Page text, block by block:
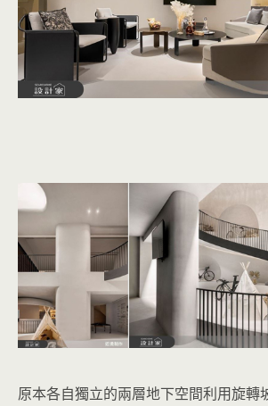
原本各自獨立的兩層地下空間利用旋轉